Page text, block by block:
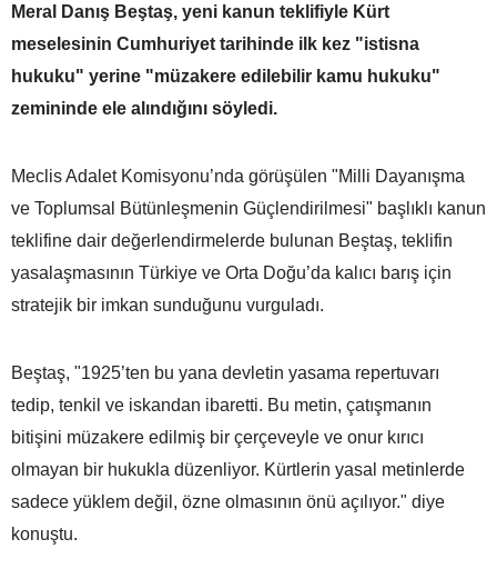
Meral Danış Beştaş, yeni kanun teklifiyle Kürt
meselesinin Cumhuriyet tarihinde ilk kez "istisna
hukuku" yerine "müzakere edilebilir kamu hukuku"
zemininde ele alındığını söyledi.
Meclis Adalet Komisyonu’nda görüşülen "Milli Dayanışma
ve Toplumsal Bütünleşmenin Güçlendirilmesi" başlıklı kanun
teklifine dair değerlendirmelerde bulunan Beştaş, teklifin
yasalaşmasının Türkiye ve Orta Doğu’da kalıcı barış için
stratejik bir imkan sunduğunu vurguladı.
Beştaş, "1925’ten bu yana devletin yasama repertuvarı
tedip, tenkil ve iskandan ibaretti. Bu metin, çatışmanın
bitişini müzakere edilmiş bir çerçeveyle ve onur kırıcı
olmayan bir hukukla düzenliyor. Kürtlerin yasal metinlerde
sadece yüklem değil, özne olmasının önü açılıyor." diye
konuştu.